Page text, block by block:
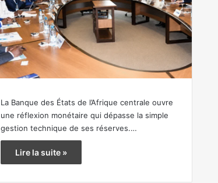
La Banque des États de l’Afrique centrale ouvre
une réflexion monétaire qui dépasse la simple
gestion technique de ses réserves.…
Lire la suite »